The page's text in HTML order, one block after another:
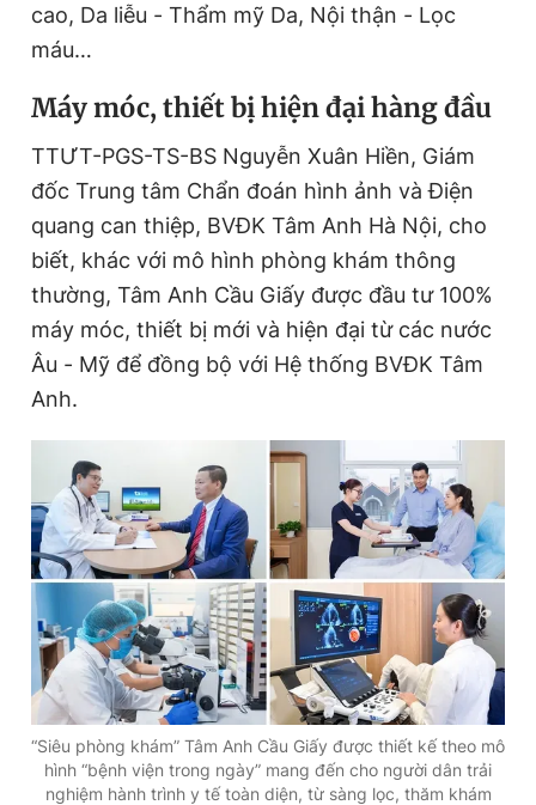
cao, Da liễu - Thẩm mỹ Da, Nội thận - Lọc
máu…
Máy móc, thiết bị hiện đại hàng đầu
TTƯT-PGS-TS-BS Nguyễn Xuân Hiền, Giám
đốc Trung tâm Chẩn đoán hình ảnh và Điện
quang can thiệp, BVĐK Tâm Anh Hà Nội, cho
biết, khác với mô hình phòng khám thông
thường, Tâm Anh Cầu Giấy được đầu tư 100%
máy móc, thiết bị mới và hiện đại từ các nước
Âu - Mỹ để đồng bộ với Hệ thống BVĐK Tâm
Anh.
“Siêu phòng khám” Tâm Anh Cầu Giấy được thiết kế theo mô
hình “bệnh viện trong ngày” mang đến cho người dân trải
nghiệm hành trình y tế toàn diện, từ sàng lọc, thăm khám